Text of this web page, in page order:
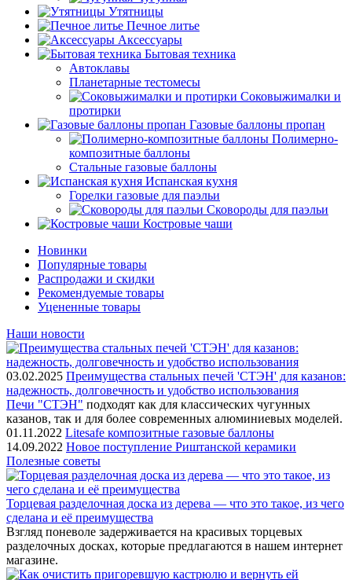
Утятницы
Печное литье
Аксессуары
Бытовая техника
Автоклавы
Планетарные тестомесы
Соковыжималки и
протирки
Газовые баллоны пропан
Полимерно-
композитные баллоны
Стальные газовые баллоны
Испанская кухня
Горелки газовые для паэльи
Сковороды для паэльи
Костровые чаши
Новинки
Популярные товары
Распродажи и скидки
Рекомендуемые товары
Уцененные товары
Наши новости
03.02.2025 Преимущества стальных печей 'СТЭН' для казанов:
надежность, долговечность и удобство использования
Печи "СТЭН" подходят как для классических чугунных
казанов, так и для более современных алюминиевых моделей.
01.11.2022 Litesafe композитные газовые баллоны
14.09.2022 Новое поступление Риштанской керамики
Полезные советы
Торцевая разделочная доска из дерева — что это такое, из чего
сделана и её преимущества
Взгляд поневоле задерживается на красивых торцевых
разделочных досках, которые предлагаются в нашем интернет
магазине.